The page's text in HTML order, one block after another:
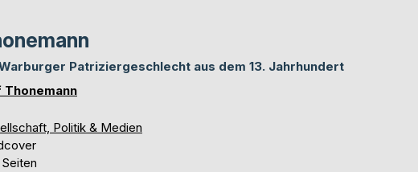
Patriziergeschlecht aus dem 13. Jahrhundert
Thonemann
Politik & Medien